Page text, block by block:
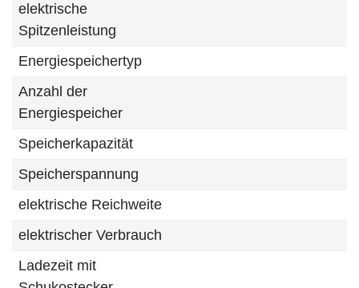
elektrische
Spitzenleistung
Energiespeichertyp
Anzahl der
Energiespeicher
Speicherkapazität
Speicherspannung
elektrische Reichweite
elektrischer Verbrauch
Ladezeit mit